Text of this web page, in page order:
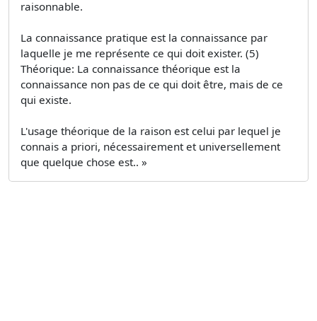
raisonnable.
La connaissance pratique est la connaissance par
laquelle je me représente ce qui doit exister. (5)
Théorique: La connaissance théorique est la
connaissance non pas de ce qui doit être, mais de ce
qui existe.
L'usage théorique de la raison est celui par lequel je
connais a priori, nécessairement et universellement
que quelque chose est.. »